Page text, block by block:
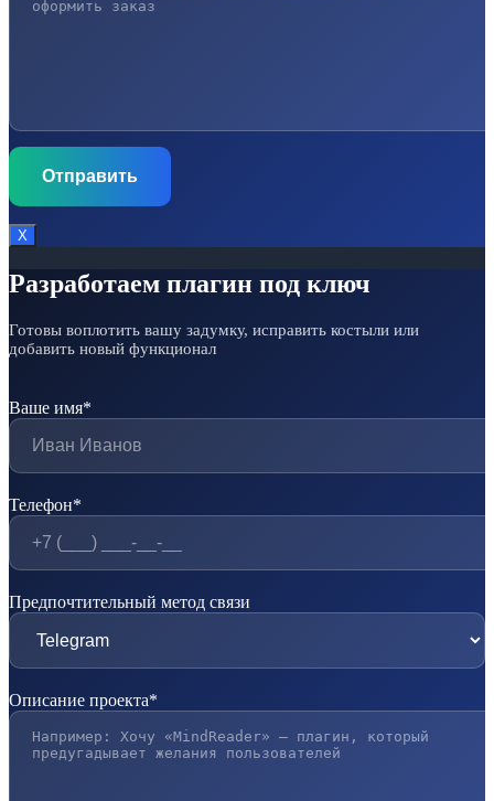
Х
Разработаем плагин под ключ
Готовы воплотить вашу задумку, исправить костыли или
добавить новый функционал
Ваше имя*
Телефон*
Предпочтительный метод связи
Описание проекта*